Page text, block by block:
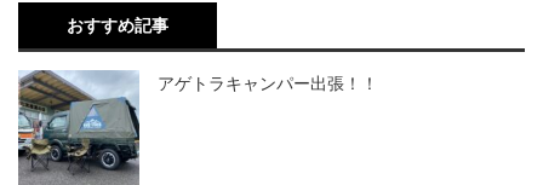
おすすめ記事
アゲトラキャンパー出張！！